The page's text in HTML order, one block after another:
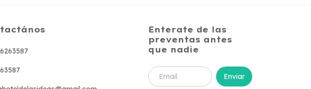
Enterate de las
preventas antes
que nadie